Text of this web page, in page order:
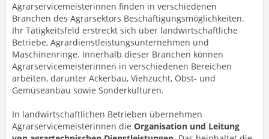
Agrarservicemeisterinnen finden in verschiedenen
Branchen des Agrarsektors Beschäftigungsmöglichkeiten.
Ihr Tätigkeitsfeld erstreckt sich über landwirtschaftliche
Betriebe, Agrardienstleistungsunternehmen und
Maschinenringe. Innerhalb dieser Branchen können
Agrarservicemeisterinnen in verschiedenen Bereichen
arbeiten, darunter Ackerbau, Viehzucht, Obst- und
Gemüseanbau sowie Sonderkulturen.
In landwirtschaftlichen Betrieben übernehmen
Agrarservicemeisterinnen die Organisation und Leitung